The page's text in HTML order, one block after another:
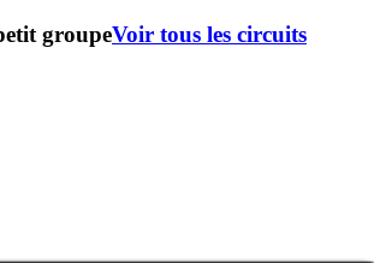
groupeVoir tous les circuits